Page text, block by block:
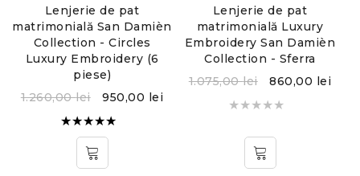
Temperatura maxima de spalare 30°C
Nu se foloseste clor
Se calca la temperatura maxima a talpii fierului de
calcat: 130°C
Nu se poate curăța chimic
Lenjerie de pat
matrimonială San Damièn
Collection - Circles
Luxury Embroidery (6
piese)
1.260,00lei 950,00 lei
Evaluat la
5.00din
5
Lenjerie de pat
matrimonială Luxury
Embroidery San Damièn
Collection - Sferra
1.075,00lei 860,00 lei